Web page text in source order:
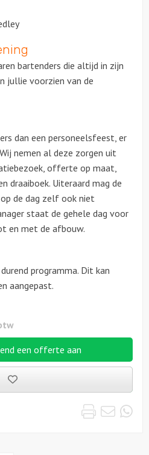
bartenders die altijd in zijn
jullie voorzien van de
dan een personeelsfeest, er
nemen al deze zorgen uit
offerte op maat,
draaiboek. Uiteraard mag de
de dag zelf ook niet
staat de gehele dag voor
en met de afbouw.
programma. Dit kan
aangepast.
een offerte aan
uitjes
Print